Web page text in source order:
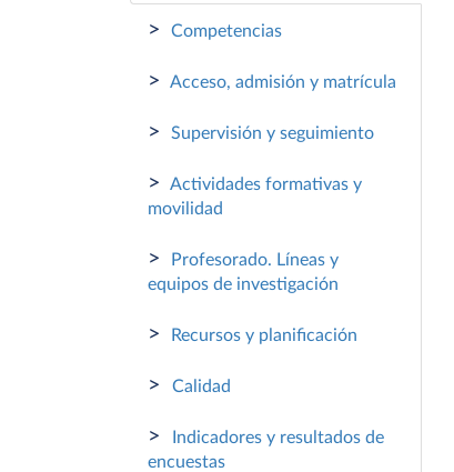
> Competencias
> Acceso, admisión y matrícula
> Supervisión y seguimiento
>
Actividades formativas y
movilidad
>
Profesorado. Líneas y
equipos de investigación
> Recursos y planificación
> Calidad
>
Indicadores y resultados de
encuestas